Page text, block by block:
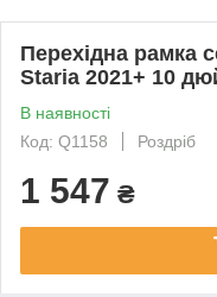
Перехідна рамка
Staria 2021+ 10
В наявності
Код: Q1158
Роздріб
1 547 ₴